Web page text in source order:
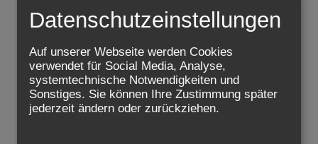
werden? Ist mir das nicht schrecklich? Wünsche ich mir,
dass man mir Böses tut? Kein „normaler“ Mensch freut
sich über Feinde. Niemand wünscht sich, mit Rache
verfolgt zu werden.
Also tu dem anderen nicht an, was du selber dir nicht
wünschst: Auch wenn er mir Feind ist? Mich mit Hass
verfolgt? Ja, auch dann! Denn er selber wünscht sich ja
Datenschutzeinstellungen
Auf unserer Webseite werden Cookies
verwendet für Social Media, Analyse,
systemtechnische Notwendigkeiten und
Sonstiges. Sie können Ihre Zustimmung später
jederzeit ändern oder zurückziehen.